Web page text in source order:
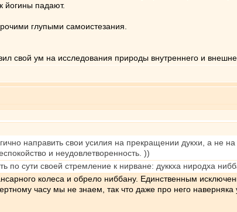
йогины падают.
глупыми самоистезания.
свой ум на исследования природы внутреннего и
направить свои усилия на прекращении дукхи, а не
и неудовлетворенность. ))
сути своей стремление к нирване: дуккха ниродха
колеса и обрело ниббану. Единственным
часу мы не знаем, так что даже про него наверняка